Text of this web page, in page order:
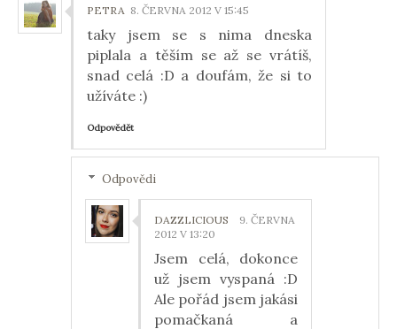
PETRA 8. ČERVNA 2012 V 15:45
taky jsem se s nima dneska
piplala a těším se až se vrátíš,
snad celá :D a doufám, že si to
užíváte :)
Odpovědět
Odpovědi
DAZZLICIOUS
9. ČERVNA
2012 V 13:20
Jsem celá, dokonce
už jsem vyspaná :D
Ale pořád jsem jakási
pomačkaná a